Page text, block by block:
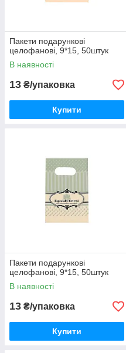
Пакети подарункові
целофанові, 9*15, 50штук
В наявності
13 ₴/упаковка
Купити
Пакети подарункові
целофанові, 9*15, 50штук
В наявності
13 ₴/упаковка
Купити